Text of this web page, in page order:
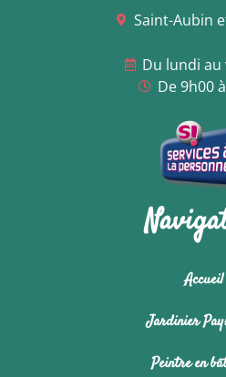
Saint-Aubin
Du lundi
De 9h00
Accueil
Jardinier
Peintre en